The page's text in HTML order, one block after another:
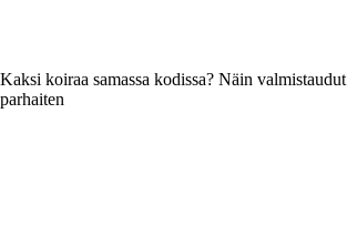
Kaksi koiraa samassa kodissa? Näin valmistaudut
parhaiten